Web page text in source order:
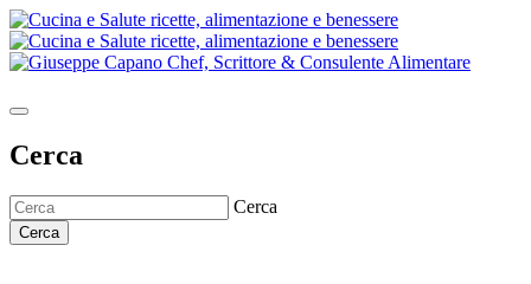
Cerca
Cerca
Cerca